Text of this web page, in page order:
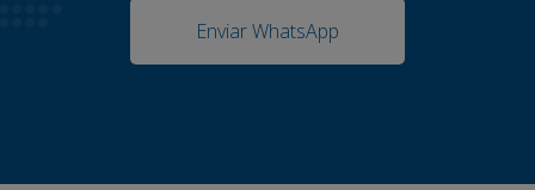
Enviar WhatsApp